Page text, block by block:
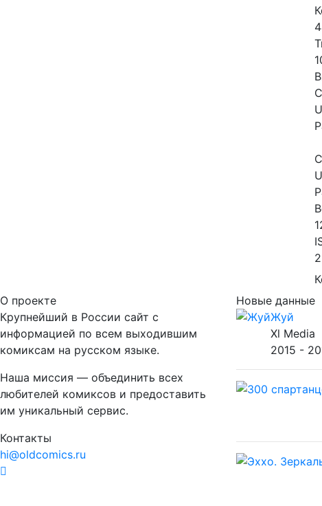
О проекте
Крупнейший в России сайт с
информацией по всем выходившим
комиксам на русском языке.
Наша миссия — объединить всех
любителей комиксов и предоставить
им уникальный сервис.
Контакты
hi@oldcomics.ru
Новые данные
Жуй
Xl Media
2015 -